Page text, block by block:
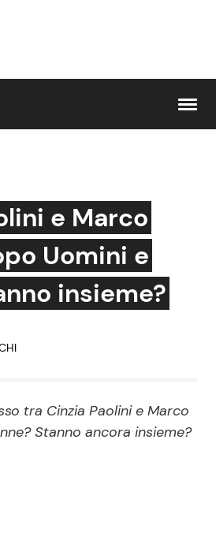
Gossip e TV
Bellezze VIP
Programmi TV
e Marco
Uomini e
insieme?
tra Cinzia Paolini e Marco
Stanno ancora insieme?